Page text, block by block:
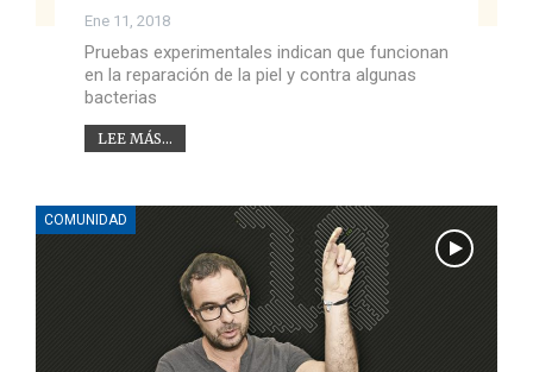
Ene 11, 2018
Pruebas experimentales indican que funcionan
en la reparación de la piel y contra algunas
bacterias
LEE MÁS...
COMUNIDAD